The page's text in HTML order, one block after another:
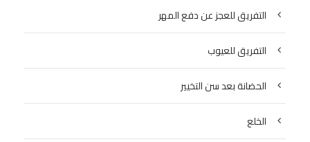
التفريق للعجز عن دفع المهر
التفريق للعيوب
الحضانة بعد سن التخيير
الخلع